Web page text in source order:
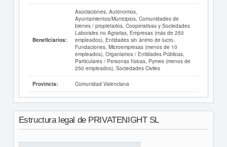
Beneficiarios:
Asociaciones, Autónomos,
Ayuntamientos/Municipios, Comunidades de
bienes / propietarios, Cooperativas y Sociedades
Laborales no Agrarias, Empresas (más de 250
empleados), Entidades sin ánimo de lucro,
Fundaciones, Microempresas (menos de 10
empleados), Organismos / Entidades Públicas,
Particulares / Personas físicas, Pymes (menos de
250 empleados), Sociedades Civiles
Provincia: Comunidad Valenciana
Estructura legal de PRIVATENIGHT SL